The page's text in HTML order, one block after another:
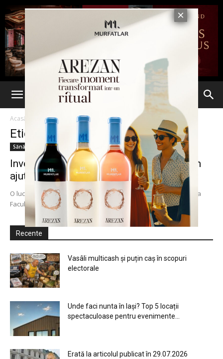
Acasă Etichete Florentina Adascalitei
Etichetă: Florentina Adascalitei
Sănătate
Inventat la Iași. Dino-elefantul Probo – un
ajutor de nădejde în...
O lucrare unică de doctorat a fost realizată la Iaşi: o tânără de la
Facultatea de Mecanică a construit un robot care poate fi...
Recente
Vasâli multicash și puțin caș în scopuri
electorale
Unde faci nunta în Iași? Top 5 locații
spectaculoase pentru evenimente...
Erată la articolul publicat în 29.07.2026